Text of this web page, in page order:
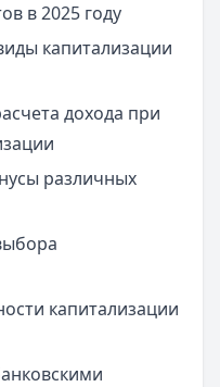
в 2025 году
капитализации
дохода при
различных
капитализации